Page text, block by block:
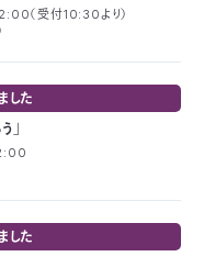
（受付10:30より）
した
した